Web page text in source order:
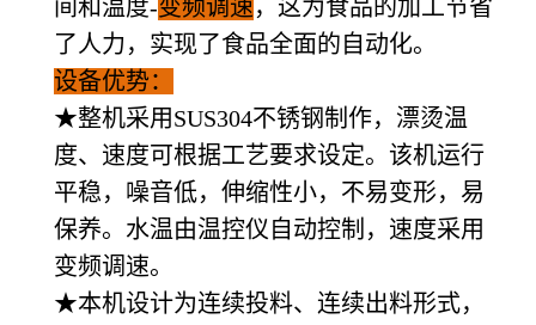
间和温度-变频调速，这为食品的加工节省
了人力，实现了食品全面的自动化。
设备优势：
★整机采用SUS304不锈钢制作，漂烫温
度、速度可根据工艺要求设定。该机运行
平稳，噪音低，伸缩性小，不易变形，易
保养。水温由温控仪自动控制，速度采用
变频调速。
★本机设计为连续投料、连续出料形式，